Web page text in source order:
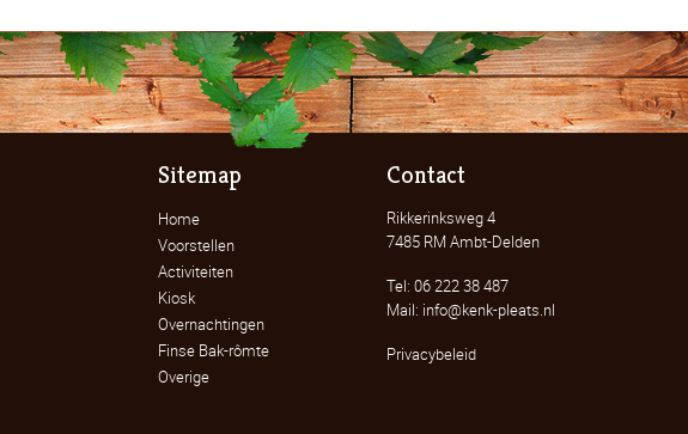
Sitemap
Home
Voorstellen
Activiteiten
Kiosk
Overnachtingen
Finse Bak-rômte
Overige
Contact
Rikkerinksweg 4
7485 RM Ambt-Delden
Tel: 06 222 38 487
Mail: info@kenk-pleats.nl
Privacybeleid